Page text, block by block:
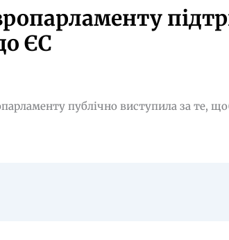
ЄС
публічно виступила за те,